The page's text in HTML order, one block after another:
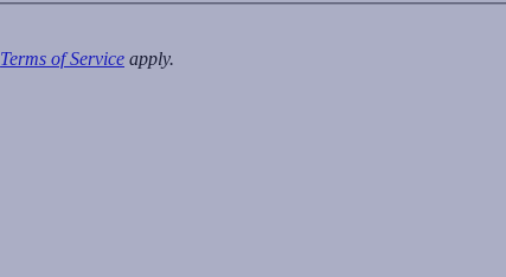
Terms of Service apply.